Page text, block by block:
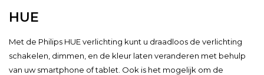
HUE
Met de Philips HUE verlichting kunt u draadloos de verlichting
schakelen, dimmen, en de kleur laten veranderen met behulp
van uw smartphone of tablet. Ook is het mogelijk om de